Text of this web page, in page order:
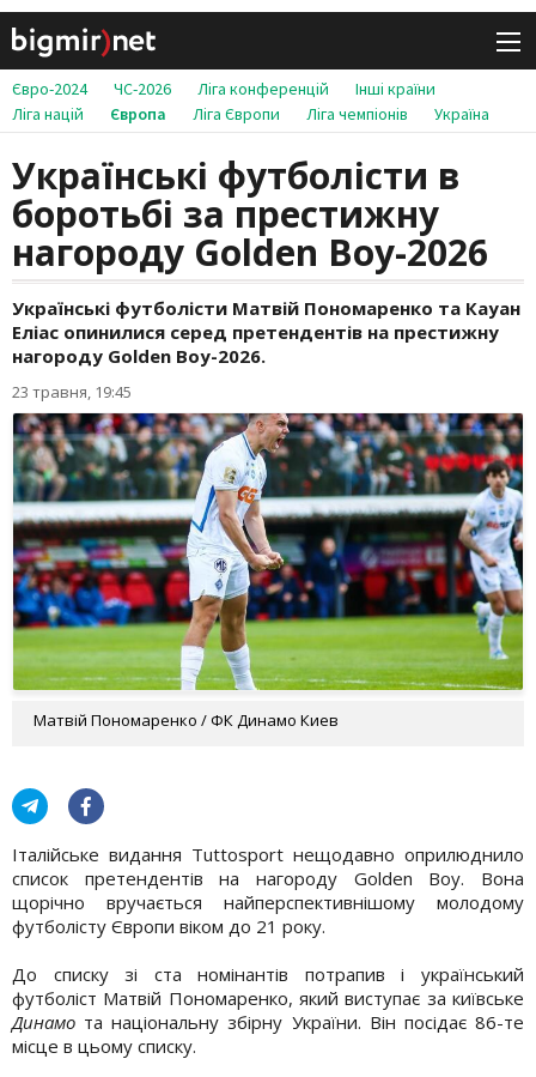
Євро-2024 ЧС-2026 Ліга конференцій
Інші країни
Ліга націй
Європа Ліга Європи Ліга чемпіонів Україна
Українські футболісти в
боротьбі за престижну
нагороду Golden Boy-2026
Українські футболісти Матвій Пономаренко та Кауан
Еліас опинилися серед претендентів на престижну
нагороду Golden Boy-2026.
23 травня, 19:45
Матвій Пономаренко / ФК Динамо Киев
Італійське видання Tuttosport нещодавно оприлюднило
список претендентів на нагороду Golden Boy. Вона
щорічно вручається найперспективнішому молодому
футболісту Європи віком до 21 року.
До списку зі ста номінантів потрапив і український
футболіст Матвій Пономаренко, який виступає за київське
Динамо та національну збірну України. Він посідає 86-те
місце в цьому списку.